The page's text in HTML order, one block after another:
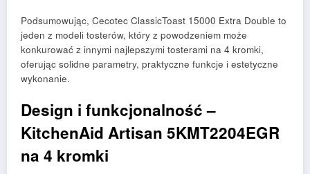
Podsumowując, Cecotec ClassicToast 15000 Extra Double to
jeden z modeli tosterów, który z powodzeniem może
konkurować z innymi najlepszymi tosterami na 4 kromki,
oferując solidne parametry, praktyczne funkcje i estetyczne
wykonanie.
Design i funkcjonalność –
KitchenAid Artisan 5KMT2204EGR
na 4 kromki